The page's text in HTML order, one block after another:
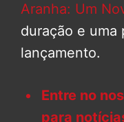
Aranha: Um
duração e uma
lançamento.
Entre no
para